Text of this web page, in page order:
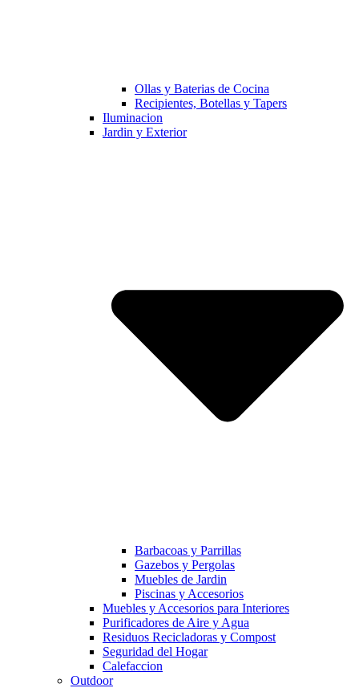
Ollas y Baterias de Cocina
Recipientes, Botellas y Tapers
Iluminacion
Jardin y Exterior
Barbacoas y Parrillas
Gazebos y Pergolas
Muebles de Jardin
Piscinas y Accesorios
Muebles y Accesorios para Interiores
Purificadores de Aire y Agua
Residuos Recicladoras y Compost
Seguridad del Hogar
Calefaccion
Outdoor